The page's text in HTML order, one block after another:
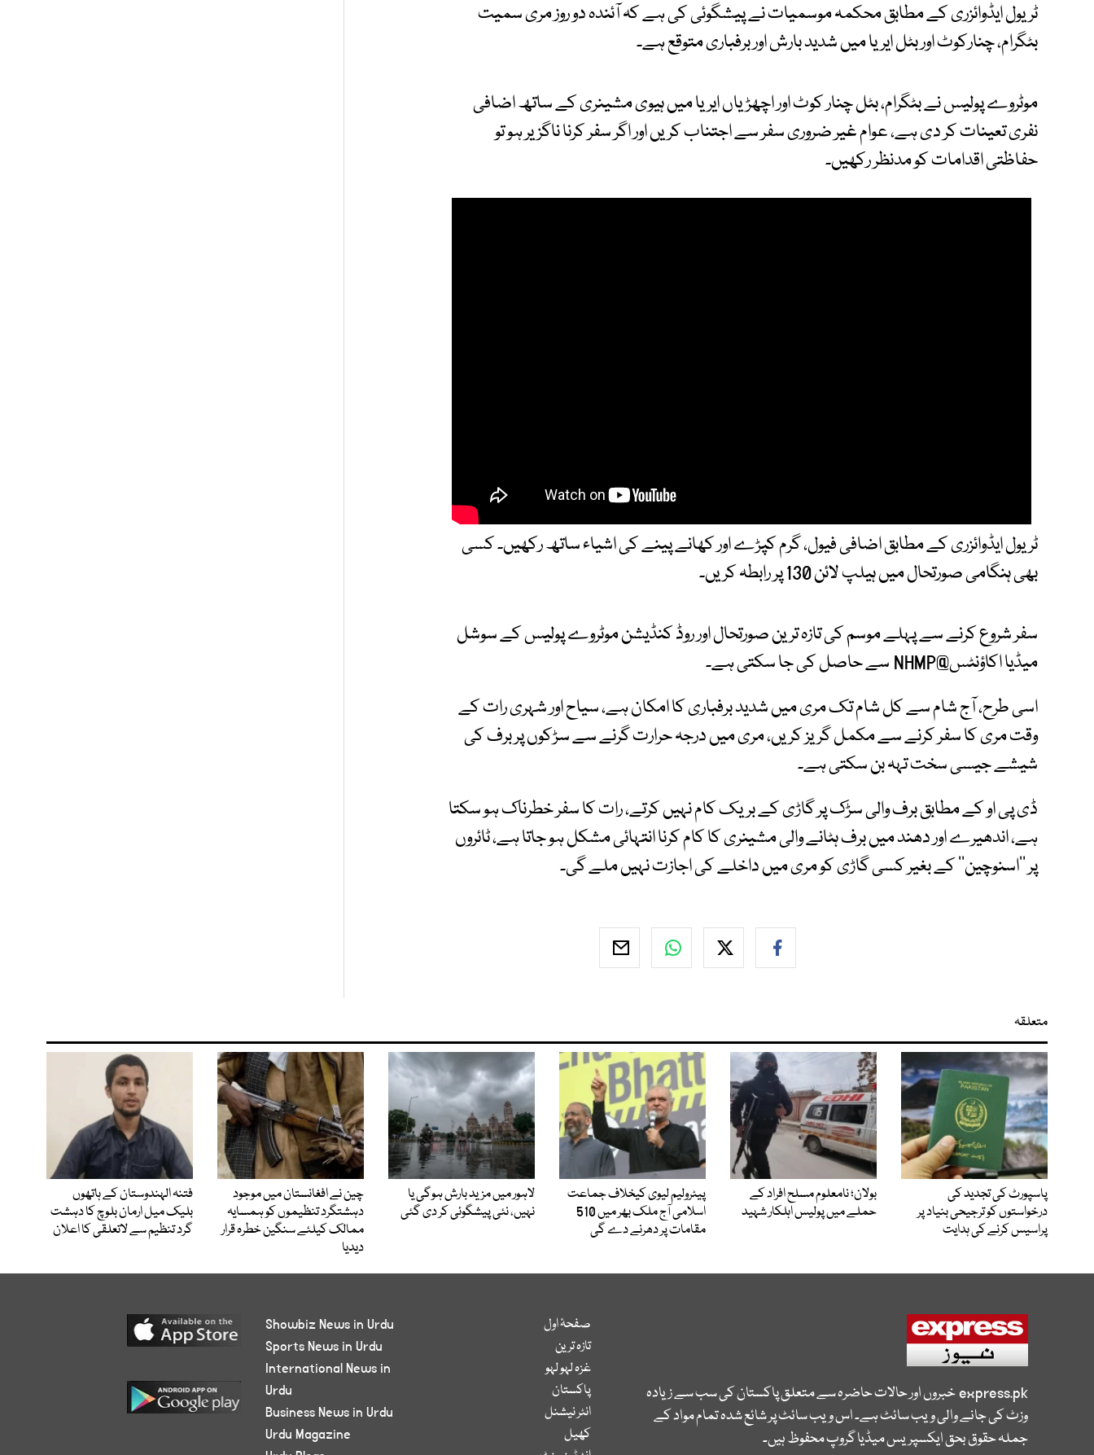
ٹریول ایڈوائزری کے مطابق محکمہ موسمیات نے پیشگوئی کی ہے کہ آئندہ دو روز مری سمیت
بٹگرام، چنارکوٹ اور بٹل ایریا میں شدید بارش اور برفباری متوقع ہے۔
موٹروے پولیس نے بٹگرام، بٹل چنار کوٹ اور اچھڑیاں ایریا میں ہیوی مشینری کے ساتھ اضافی
نفری تعینات کر دی ہے، عوام غیر ضروری سفر سے اجتناب کریں اور اگر سفر کرنا ناگزیر ہو تو
حفاظتی اقدامات کو مدنظر رکھیں۔
ٹریول ایڈوائزری کے مطابق اضافی فیول، گرم کپڑے اور کھانے پینے کی اشیاء ساتھ رکھیں۔ کسی
بھی ہنگامی صورتحال میں ہیلپ لائن 130 پر رابطہ کریں۔
سفر شروع کرنے سے پہلے موسم کی تازہ ترین صورتحال اور روڈ کنڈیشن موٹروے پولیس کے سوشل
میڈیا اکاؤنٹس@NHMP سے حاصل کی جا سکتی ہے۔
اسی طرح، آج شام سے کل شام تک مری میں شدید برفباری کا امکان ہے، سیاح اور شہری رات کے
وقت مری کا سفر کرنے سے مکمل گریز کریں، مری میں درجہ حرارت گرنے سے سڑکوں پر برف کی
شیشے جیسی سخت تہہ بن سکتی ہے۔
ڈی پی او کے مطابق برف والی سڑک پر گاڑی کے بریک کام نہیں کرتے، رات کا سفر خطرناک ہو سکتا
ہے، اندھیرے اور دھند میں برف ہٹانے والی مشینری کا کام کرنا انتہائی مشکل ہو جاتا ہے، ٹائروں
پر ’’اسنوچین‘‘ کے بغیر کسی گاڑی کو مری میں داخلے کی اجازت نہیں ملے گی۔
متعلقہ
پاسپورٹ کی تجدید کی
درخواستوں کو ترجیحی بنیاد پر
پراسیس کرنے کی ہدایت
بولان؛ نامعلوم مسلح افراد کے
حملے میں پولیس اہلکار شہید
پیٹرولیم لیوی کیخلاف جماعت
اسلامی آج ملک بھر میں 510
مقامات پر دھرنے دے گی
لاہور میں مزید بارش ہوگی یا
نہیں، نئی پیشگوئی کر دی گئی
چین نے افغانستان میں موجود
دہشتگرد تنظیموں کو ہمسایہ
ممالک کیلئے سنگین خطرہ قرار
دیدیا
فتنہ الہندوستان کے ہاتھوں
بلیک میل ارمان بلوچ کا دہشت
گرد تنظیم سے لاتعلقی کا اعلان
express.pkخبروں اور حالات حاضرہ سے متعلق پاکستان کی سب سے زیادہ
وزٹ کی جانے والی ویب سائٹ ہے۔ اس ویب سائٹ پر شائع شدہ تمام مواد کے
جملہ حقوق بحق ایکسپریس میڈیا گروپ محفوظ ہیں۔
صفحۂ اول
تازہ ترین
غزہ لہو لہو
پاکستان
انٹر نیشنل
کھیل
Showbiz News in Urdu
Sports News in Urdu
International News in
Urdu
Business News in Urdu
Urdu Magazine